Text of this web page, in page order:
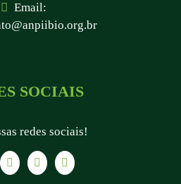
Email:
SOCIAIS
redes sociais!